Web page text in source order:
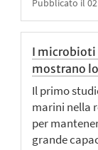
Pubblicato il
I microbioti
mostrano
Il primo
marini nella
per
grande